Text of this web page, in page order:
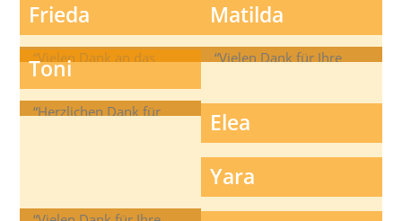
Frieda
“Vielen Dank an das
gesamte Team für Ihre
Hilfe und Unterstützung
dabei!”
Matilda
“Vielen Dank für Ihre
freundliche Beratung!”
Toni
“Herzlichen Dank für
Elea
Yara